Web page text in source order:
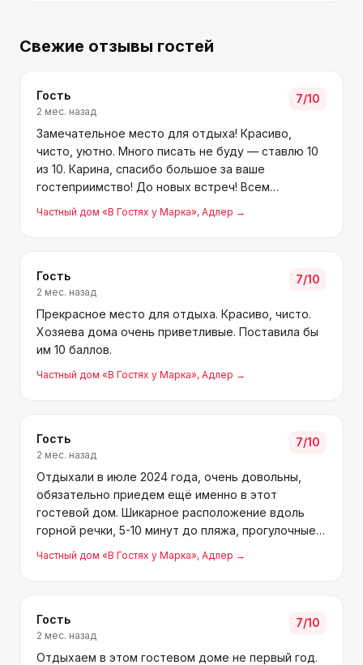
Свежие отзывы гостей
Гость
2 мес. назад
7/10
Замечательное место для отдыха! Красиво,
чисто, уютно. Много писать не буду — ставлю 10
из 10. Карина, спасибо большое за ваше
гостеприимство! До новых встреч! Всем
рекомендую.
Частный дом «В Гостях у Марка», Адлер →
Гость
2 мес. назад
7/10
Прекрасное место для отдыха. Красиво, чисто.
Хозяева дома очень приветливые. Поставила бы
им 10 баллов.
Частный дом «В Гостях у Марка», Адлер →
Гость
2 мес. назад
7/10
Отдыхали в июле 2024 года, очень довольны,
обязательно приедем ещё именно в этот
гостевой дом. Шикарное расположение вдоль
горной речки, 5-10 минут до пляжа, прогулочные
зоны с красивыми цветами, вся инфраструктура
— парки, кафе, рестораны. Сам дом небольшой,
Частный дом «В Гостях у Марка», Адлер →
Гость
2 мес. назад
7/10
Отдыхаем в этом гостевом доме не первый год.